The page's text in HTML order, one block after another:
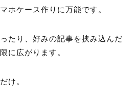
ホケース作りに万能です。
たり、好みの記事を挟み込んだ
に広がります。
け。